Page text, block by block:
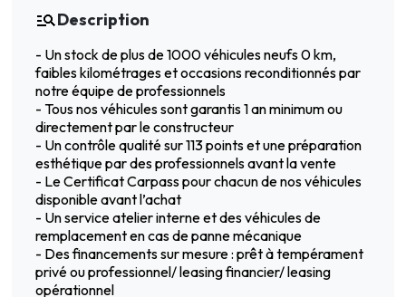
Description
- Un stock de plus de 1000 véhicules neufs 0 km,
faibles kilométrages et occasions reconditionnés par
notre équipe de professionnels
- Tous nos véhicules sont garantis 1 an minimum ou
directement par le constructeur
- Un contrôle qualité sur 113 points et une préparation
esthétique par des professionnels avant la vente
- Le Certificat Carpass pour chacun de nos véhicules
disponible avant l’achat
- Un service atelier interne et des véhicules de
remplacement en cas de panne mécanique
- Des financements sur mesure : prêt à tempérament
privé ou professionnel/ leasing financier/ leasing
opérationnel